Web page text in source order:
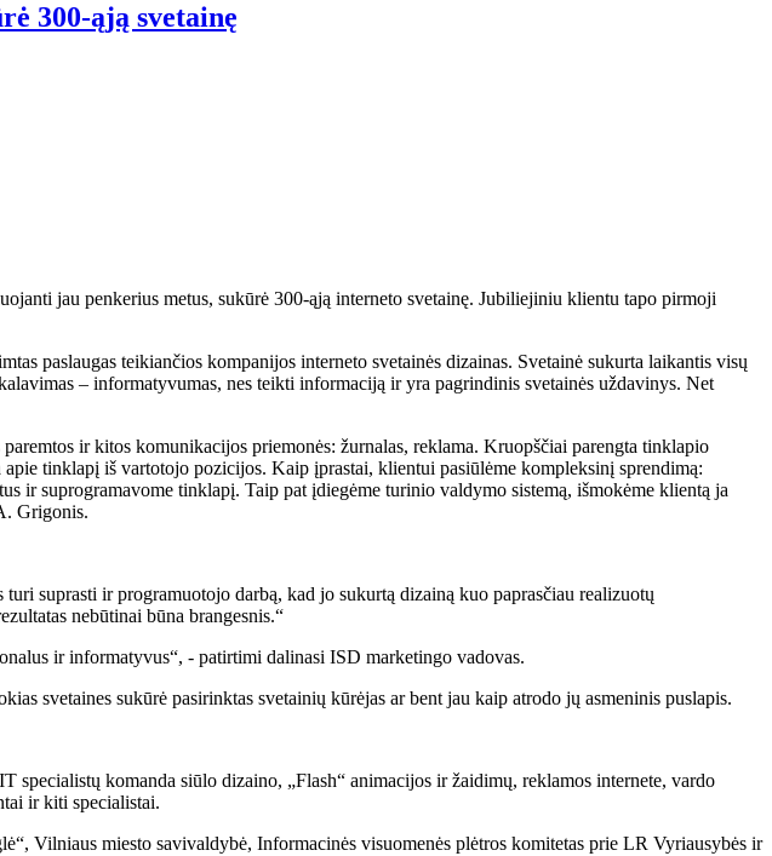
300-ąją svetainę
jau penkerius metus, sukūrė 300-ąją interneto svetainę. Jubiliejiniu klientu tapo pirmoji
paslaugas teikiančios kompanijos interneto svetainės dizainas. Svetainė sukurta laikantis visų
– informatyvumas, nes teikti informaciją ir yra pagrindinis svetainės uždavinys. Net
ir kitos komunikacijos priemonės: žurnalas, reklama. Kruopščiai parengta tinklapio
tinklapį iš vartotojo pozicijos. Kaip įprastai, klientui pasiūlėme kompleksinį sprendimą:
ir suprogramavome tinklapį. Taip pat įdiegėme turinio valdymo sistemą, išmokėme klientą ja
Grigonis.
suprasti ir programuotojo darbą, kad jo sukurtą dizainą kuo paprasčiau realizuotų
nebūtinai būna brangesnis.“
ir informatyvus“, - patirtimi dalinasi ISD marketingo vadovas.
svetaines sukūrė pasirinktas svetainių kūrėjas ar bent jau kaip atrodo jų asmeninis puslapis.
komanda siūlo dizaino, „Flash“ animacijos ir žaidimų, reklamos internete, vardo
ir kiti specialistai.
Vilniaus miesto savivaldybė, Informacinės visuomenės plėtros komitetas prie LR Vyriausybės ir